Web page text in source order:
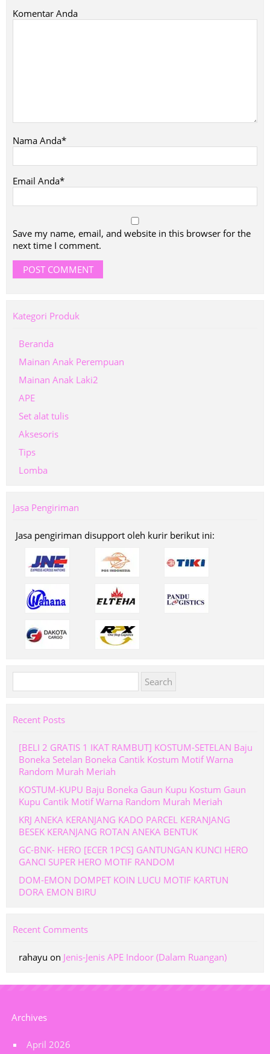
Komentar Anda
Nama Anda*
Email Anda*
Save my name, email, and website in this browser for the
next time I comment.
Kategori Produk
Beranda
Mainan Anak Perempuan
Mainan Anak Laki2
APE
Set alat tulis
Aksesoris
Tips
Lomba
Jasa Pengiriman
Jasa pengiriman disupport oleh kurir berikut ini:
for:
Recent Posts
[BELI 2 GRATIS 1 IKAT RAMBUT] KOSTUM-SETELAN Baju
Boneka Setelan Boneka Cantik Kostum Motif Warna
Random Murah Meriah
KOSTUM-KUPU Baju Boneka Gaun Kupu Kostum Gaun
Kupu Cantik Motif Warna Random Murah Meriah
KRJ ANEKA KERANJANG KADO PARCEL KERANJANG
BESEK KERANJANG ROTAN ANEKA BENTUK
GC-BNK- HERO [ECER 1PCS] GANTUNGAN KUNCI HERO
GANCI SUPER HERO MOTIF RANDOM
DOM-EMON DOMPET KOIN LUCU MOTIF KARTUN
DORA EMON BIRU
Recent Comments
rahayu on Jenis-Jenis APE Indoor (Dalam Ruangan)
Archives
April 2026